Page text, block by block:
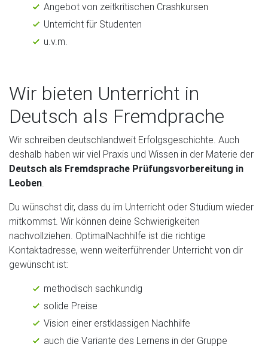
Angebot von zeitkritischen Crashkursen
Unterricht für Studenten
u.v.m.
Wir bieten Unterricht in
Deutsch als Fremdprache
Wir schreiben deutschlandweit Erfolgsgeschichte. Auch
deshalb haben wir viel Praxis und Wissen in der Materie der
Deutsch als Fremdsprache Prüfungsvorbereitung in
Leoben
Du wünschst dir, dass du im Unterricht oder Studium wieder
mitkommst. Wir können deine Schwierigkeiten
nachvollziehen. OptimalNachhilfe ist die richtige
Kontaktadresse, wenn weiterführender Unterricht von dir
gewünscht ist:
methodisch sachkundig
solide Preise
Vision einer erstklassigen Nachhilfe
auch die Variante des Lernens in der Gruppe